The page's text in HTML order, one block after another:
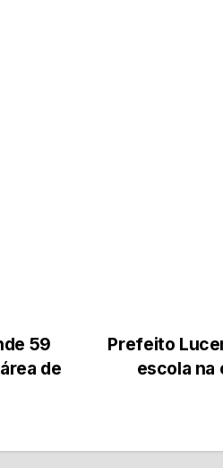
Prefeito
escola na
59
de